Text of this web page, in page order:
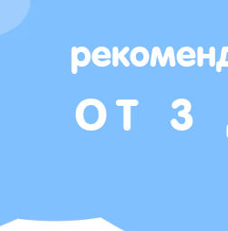
ОТ 3